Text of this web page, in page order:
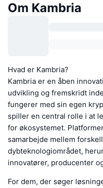
Om Kambria
Hvad er Kambria?
Kambria er en åben
udvikling og fremskridt
fungerer med sin egen
spiller en central rolle i at
for økosystemet.
samarbejde mellem
dybteknologiområdet,
innovatører, producenter
For dem, der søger